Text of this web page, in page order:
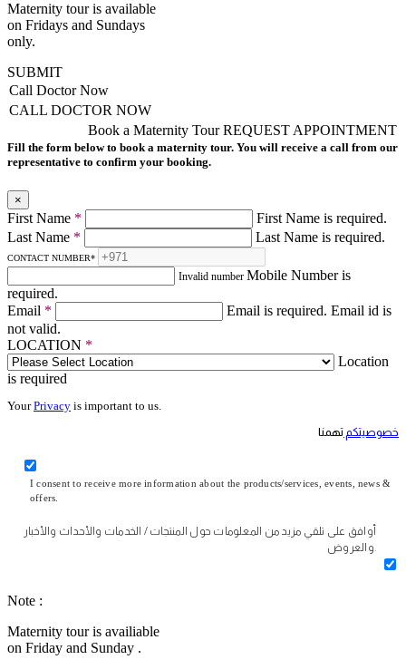
Maternity tour is available
on Fridays and Sundays
only.
SUBMIT
Call Doctor Now
CALL DOCTOR NOW
REQUEST APPOINTMENT
Book a Maternity Tour
Fill the form below to book a maternity tour. You will receive a call from our
representative to confirm your booking.
×
First Name *
First Name is required.
Last Name * Last Name is required.
CONTACT NUMBER*
Invalid number Mobile Number is
required.
Email * Email is required. Email id is
not valid.
LOCATION *
Location
is required
YourPrivacy is important to us.
خصوصيتكم تهمنا
I consent to receive more information about the products/services, events, news &
offers.
أوافق على تلقي مزيد من المعلومات حول المنتجات / الخدمات والأحداث والأخبار
Note :
Maternity tour is availiable
on Friday and Sunday .